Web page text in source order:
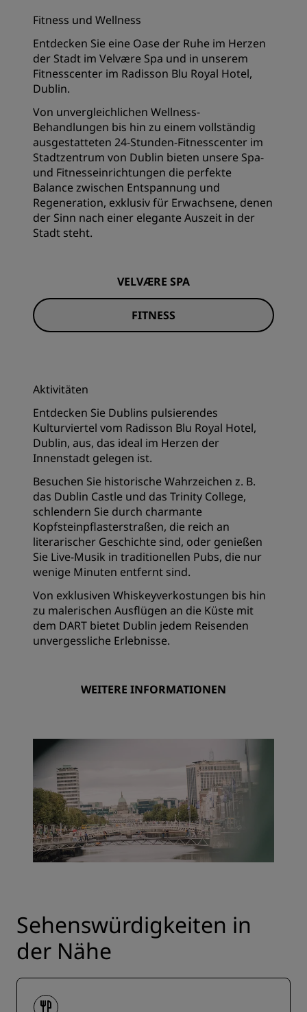
Fitness und Wellness
Entdecken Sie eine Oase der Ruhe im Herzen
der Stadt im Velvære Spa und in unserem
Fitnesscenter im Radisson Blu Royal Hotel,
Dublin.
Von unvergleichlichen Wellness-
Behandlungen bis hin zu einem vollständig
ausgestatteten 24-Stunden-Fitnesscenter im
Stadtzentrum von Dublin bieten unsere Spa-
und Fitnesseinrichtungen die perfekte
Balance zwischen Entspannung und
Regeneration, exklusiv für Erwachsene, denen
der Sinn nach einer elegante Auszeit in der
Stadt steht.
VELVÆRE SPA
FITNESS
Aktivitäten
Entdecken Sie Dublins pulsierendes
Kulturviertel vom Radisson Blu Royal Hotel,
Dublin, aus, das ideal im Herzen der
Innenstadt gelegen ist.
Besuchen Sie historische Wahrzeichen z. B.
das Dublin Castle und das Trinity College,
schlendern Sie durch charmante
Kopfsteinpflasterstraßen, die reich an
literarischer Geschichte sind, oder genießen
Sie Live-Musik in traditionellen Pubs, die nur
wenige Minuten entfernt sind.
Von exklusiven Whiskeyverkostungen bis hin
zu malerischen Ausflügen an die Küste mit
dem DART bietet Dublin jedem Reisenden
unvergessliche Erlebnisse.
WEITERE INFORMATIONEN
Sehenswürdigkeiten in
der Nähe